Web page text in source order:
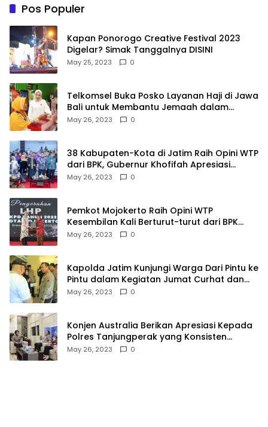
Pos Populer
Kapan Ponorogo Creative Festival 2023
Digelar? Simak Tanggalnya DISINI
May 25, 2023 0
Telkomsel Buka Posko Layanan Haji di Jawa
Bali untuk Membantu Jemaah dalam
Berkomunikasi Selama di Tanah Suci
May 26, 2023 0
38 Kabupaten-Kota di Jatim Raih Opini WTP
dari BPK, Gubernur Khofifah Apresiasi
Keragaman Budaya dalam Penyerahan LHP
May 26, 2023 0
Pemkot Mojokerto Raih Opini WTP
Kesembilan Kali Berturut-turut dari BPK
Jawa Timur
May 26, 2023 0
Kapolda Jatim Kunjungi Warga Dari Pintu ke
Pintu dalam Kegiatan Jumat Curhat dan
Berkah
May 26, 2023 0
Konjen Australia Berikan Apresiasi Kepada
Polres Tanjungperak yang Konsisten
Menjaga Kamtibmas
May 26, 2023 0